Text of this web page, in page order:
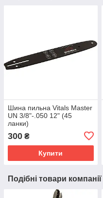
Шина пильна Vitals Master
UN 3/8"-.050 12" (45
ланки)
300 ₴
Купити
Подібні товари компанії